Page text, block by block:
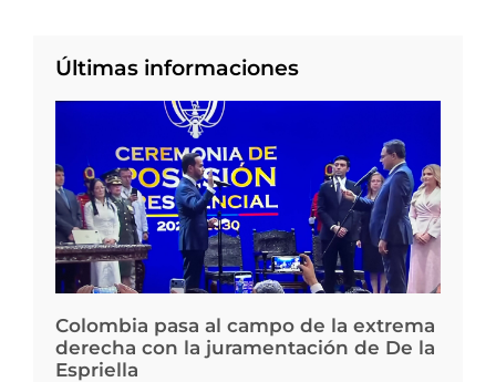
Últimas informaciones
Colombia pasa al campo de la extrema
derecha con la juramentación de De la
Espriella